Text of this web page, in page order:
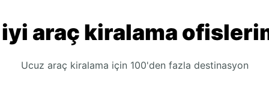
iyi araç kiralama
Ucuz araç kiralama için 100'den fazla destinasyon